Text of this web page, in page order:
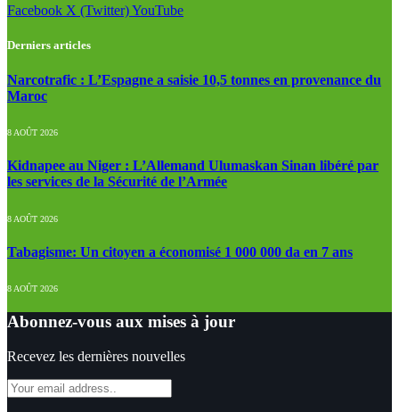
Facebook X (Twitter)YouTube
Derniers articles
Narcotrafic : L’Espagne a saisie 10,5 tonnes en provenance du
Maroc
8 AOÛT 2026
Kidnapee au Niger : L’Allemand Ulumaskan Sinan libéré par
les services de la Sécurité de l’Armée
8 AOÛT 2026
Tabagisme: Un citoyen a économisé 1 000 000 da en 7 ans
8 AOÛT 2026
Abonnez-vous aux mises à jour
Recevez les dernières nouvelles